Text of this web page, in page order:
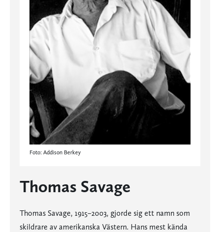
Foto: Addison Berkey
Thomas Savage
Thomas Savage, 1915–2003, gjorde sig ett namn som
skildrare av amerikanska Västern. Hans mest kända